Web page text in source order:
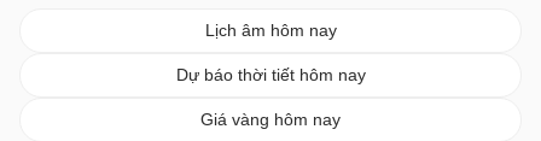
Lịch âm hôm nay
Dự báo thời tiết hôm nay
Giá vàng hôm nay